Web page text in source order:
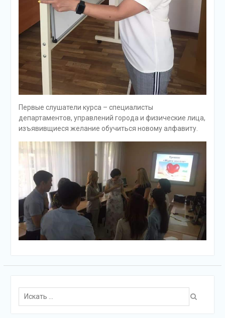
Первые слушатели курса – специалисты
департаментов, управлений города и физические лица,
изъявивщиеся желание обучиться новому алфавиту.
Поиск
для: